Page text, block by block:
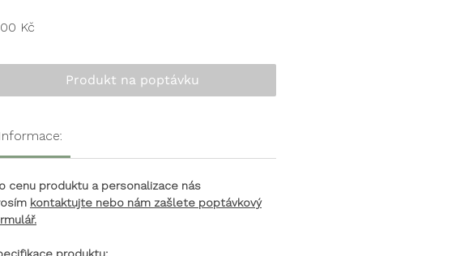
Kč
Produkt na poptávku
Informace:
cenu produktu a personalizace nás
kontaktujte nebo nám zašlete poptávkový